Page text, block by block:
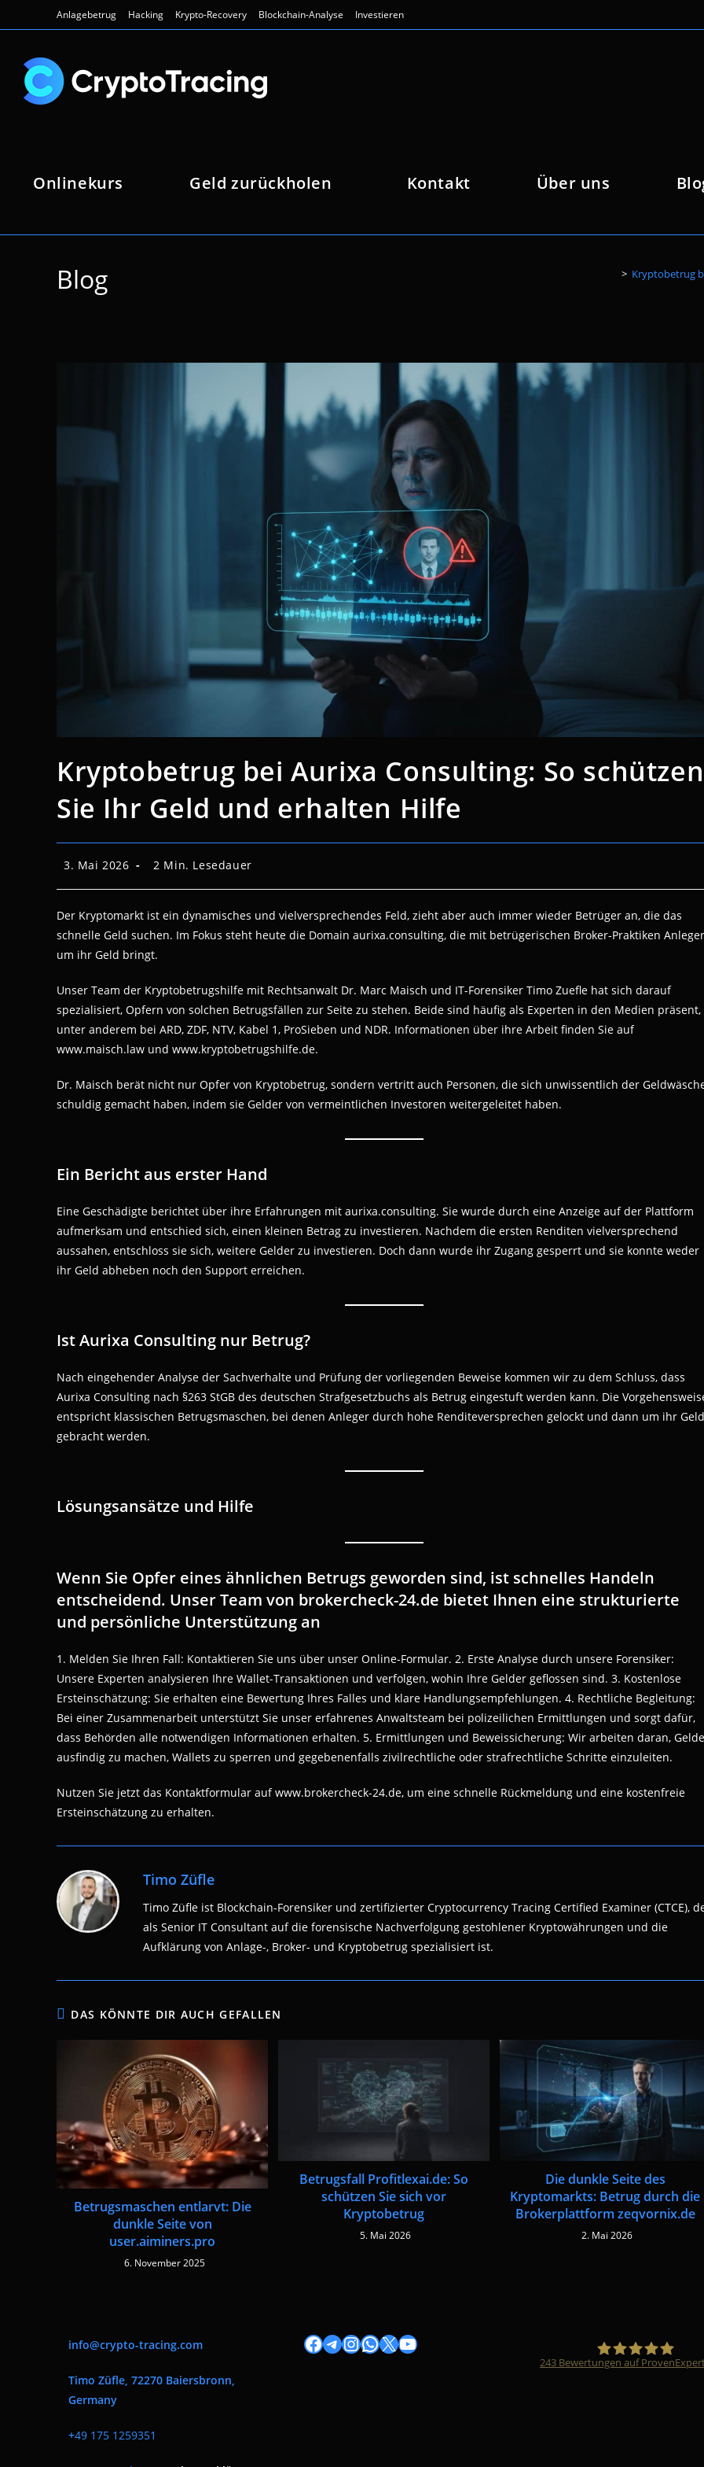
Inhalt
Anlagebetrug Hacking Krypto-Recovery Blockchain-Analyse Investieren
Onlinekurs Geld zurückholen Kontakt Über uns
Blog > Kryptobetrug
Kryptobetrug bei Aurixa Consulting: So schützen
Sie Ihr Geld und erhalten Hilfe
Beitrag
3. Mai 2026 Lesedauer:
2 Min. Lesedauer
Der Kryptomarkt ist ein dynamisches und vielversprechendes Feld, zieht aber auch immer wieder Betrüger an, die das
schnelle Geld suchen. Im Fokus steht heute die Domain aurixa.consulting, die mit betrügerischen Broker-Praktiken Anleger
um ihr Geld bringt.
Unser Team der Kryptobetrugshilfe mit Rechtsanwalt Dr. Marc Maisch und IT-Forensiker Timo Zuefle hat sich darauf
spezialisiert, Opfern von solchen Betrugsfällen zur Seite zu stehen. Beide sind häufig als Experten in den Medien präsent,
unter anderem bei ARD, ZDF, NTV, Kabel 1, ProSieben und NDR. Informationen über ihre Arbeit finden Sie auf
www.maisch.law und www.kryptobetrugshilfe.de.
Dr. Maisch berät nicht nur Opfer von Kryptobetrug, sondern vertritt auch Personen, die sich unwissentlich der
schuldig gemacht haben, indem sie Gelder von vermeintlichen Investoren weitergeleitet haben.
Ein Bericht aus erster Hand
Eine Geschädigte berichtet über ihre Erfahrungen mit aurixa.consulting. Sie wurde durch eine Anzeige auf der Plattform
aufmerksam und entschied sich, einen kleinen Betrag zu investieren. Nachdem die ersten Renditen vielversprechend
aussahen, entschloss sie sich, weitere Gelder zu investieren. Doch dann wurde ihr Zugang gesperrt und sie konnte weder
ihr Geld abheben noch den Support erreichen.
Ist Aurixa Consulting nur Betrug?
Nach eingehender Analyse der Sachverhalte und Prüfung der vorliegenden Beweise kommen wir zu dem Schluss, dass
Aurixa Consulting nach §263 StGB des deutschen Strafgesetzbuchs als Betrug eingestuft werden kann. Die
entspricht klassischen Betrugsmaschen, bei denen Anleger durch hohe Renditeversprechen gelockt und dann um ihr Geld
gebracht werden.
Lösungsansätze und Hilfe
Wenn Sie Opfer eines ähnlichen Betrugs geworden sind, ist schnelles Handeln
entscheidend. Unser Team von brokercheck-24.de bietet Ihnen eine strukturierte
und persönliche Unterstützung an
1. Melden Sie Ihren Fall: Kontaktieren Sie uns über unser Online-Formular. 2. Erste Analyse durch unsere Forensiker:
Unsere Experten analysieren Ihre Wallet-Transaktionen und verfolgen, wohin Ihre Gelder geflossen sind. 3. Kostenlose
Ersteinschätzung: Sie erhalten eine Bewertung Ihres Falles und klare Handlungsempfehlungen. 4. Rechtliche Begleitung:
Bei einer Zusammenarbeit unterstützt Sie unser erfahrenes Anwaltsteam bei polizeilichen Ermittlungen und sorgt dafür,
dass Behörden alle notwendigen Informationen erhalten. 5. Ermittlungen und Beweissicherung: Wir arbeiten daran,
ausfindig zu machen, Wallets zu sperren und gegebenenfalls zivilrechtliche oder strafrechtliche Schritte einzuleiten.
Nutzen Sie jetzt das Kontaktformular auf www.brokercheck-24.de, um eine schnelle Rückmeldung und eine kostenfreie
Ersteinschätzung zu erhalten.
Timo Züfle
Timo Züfle ist Blockchain-Forensiker und zertifizierter Cryptocurrency Tracing Certified Examiner (CTCE),
als Senior IT Consultant auf die forensische Nachverfolgung gestohlener Kryptowährungen und die
Aufklärung von Anlage-, Broker- und Kryptobetrug spezialisiert ist.
DAS KÖNNTE DIR AUCH GEFALLEN
Betrugsmaschen entlarvt: Die
dunkle Seite von
user.aiminers.pro
6. November 2025
Betrugsfall Profitlexai.de: So
schützen Sie sich vor
Kryptobetrug
5. Mai 2026
Die dunkle Seite des
Kryptomarkts: Betrug durch die
Brokerplattform zeqvornix.de
2. Mai 2026
info@crypto-tracing.com
Timo Züfle, 72270 Baiersbronn,
Germany
+49 175 1259351
Facebook
Telegram
Instagram
WhatsApp
X YouTube
243 Bewertungen auf